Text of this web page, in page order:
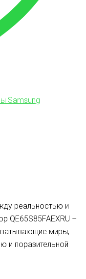
Samsung
реальностью и
QE65S85FAEXRU –
миры,
и поразительной